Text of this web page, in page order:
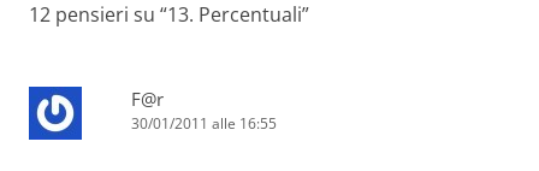
12 pensieri su “13. Percentuali”
F@r
30/01/2011 alle 16:55